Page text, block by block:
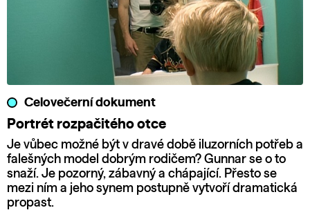
Celovečerní dokument
Portrét rozpačitého otce
Je vůbec možné být v dravé době iluzorních potřeb a
falešných model dobrým rodičem? Gunnar se o to
snaží. Je pozorný, zábavný a chápající. Přesto se
mezi ním a jeho synem postupně vytvoří dramatická
propast.